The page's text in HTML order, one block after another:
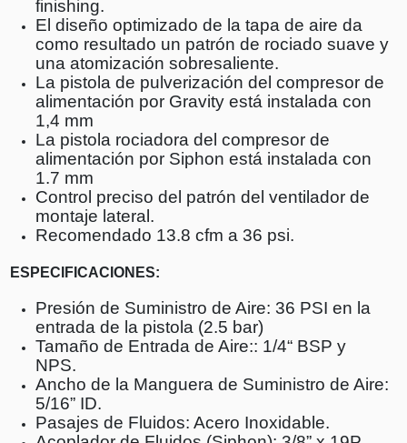
finishing.
El diseño optimizado de la tapa de aire da
como resultado un patrón de rociado suave y
una atomización sobresaliente.
La pistola de pulverización del compresor de
alimentación por Gravity está instalada con
1,4 mm
La pistola rociadora del compresor de
alimentación por Siphon está instalada con
1.7 mm
Control preciso del patrón del ventilador de
montaje lateral.
Recomendado 13.8 cfm a 36 psi.
ESPECIFICACIONES:
Presión de Suministro de Aire: 36 PSI en la
entrada de la pistola (2.5 bar)
Tamaño de Entrada de Aire:: 1/4“ BSP y
NPS.
Ancho de la Manguera de Suministro de Aire:
5/16” ID.
Pasajes de Fluidos: Acero Inoxidable.